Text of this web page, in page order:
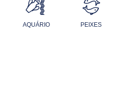
AQUÁRIO PEIXES